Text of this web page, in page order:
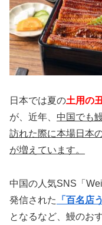
日本では夏の土用の
が、近年、 中国でも
訪れた際に本場日本
が増えています。
中国の人気SNS「
発信された
「百名店
となるなど、鰻のお